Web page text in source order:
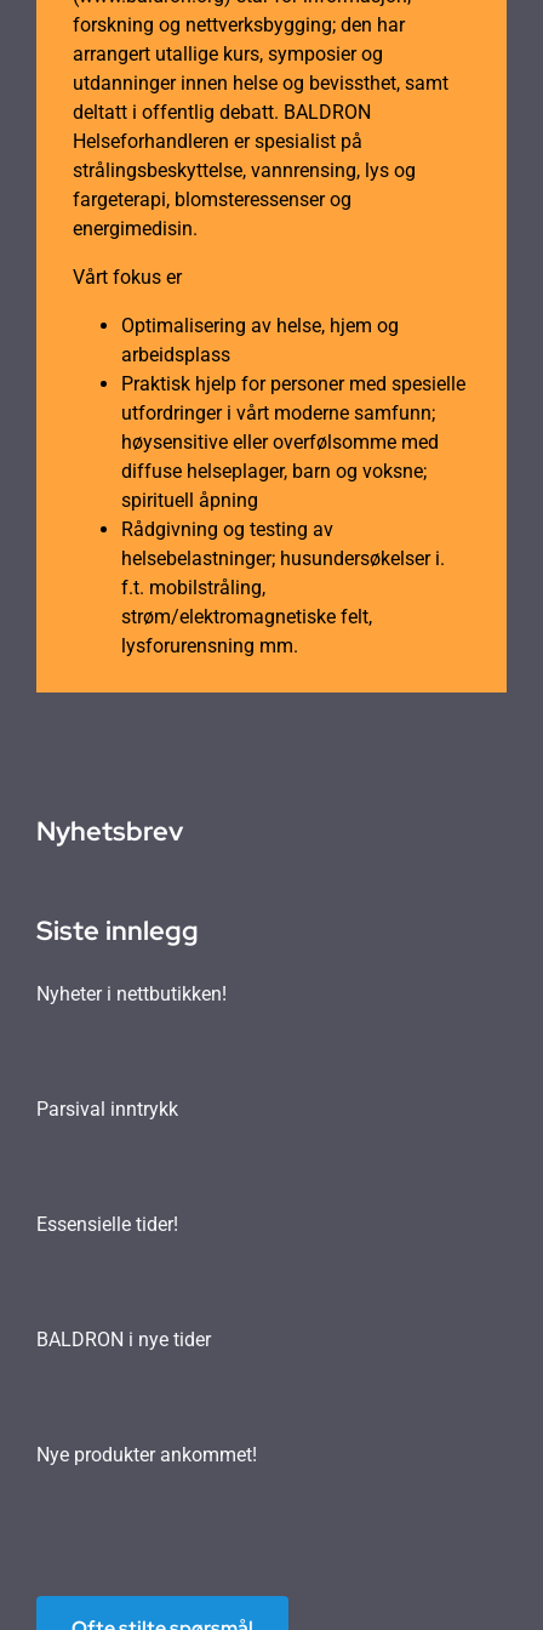
forskning og nettverksbygging; den har
arrangert utallige kurs, symposier og
utdanninger innen helse og bevissthet, samt
deltatt i offentlig debatt. BALDRON
Helseforhandleren er spesialist på
strålingsbeskyttelse, vannrensing, lys og
fargeterapi, blomsteressenser og
energimedisin.
Vårt fokus er
Optimalisering av helse, hjem og
arbeidsplass
Praktisk hjelp for personer med spesielle
utfordringer i vårt moderne samfunn;
høysensitive eller overfølsomme med
diffuse helseplager, barn og voksne;
spirituell åpning
Rådgivning og testing av
helsebelastninger; husundersøkelser i.
f.t. mobilstråling,
strøm/elektromagnetiske felt,
lysforurensning mm.
Nyhetsbrev
Siste innlegg
Nyheter i nettbutikken!
Parsival inntrykk
Essensielle tider!
BALDRON i nye tider
Nye produkter ankommet!